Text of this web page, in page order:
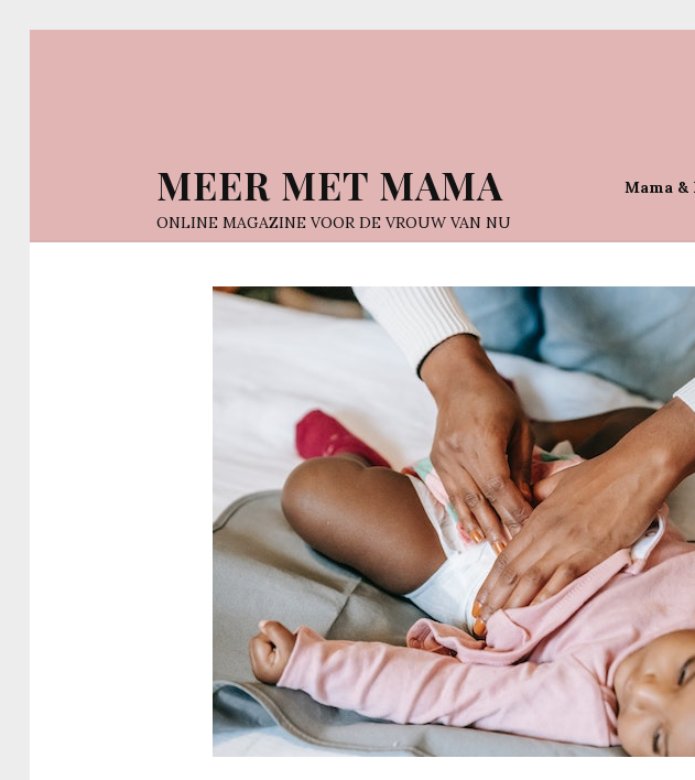
MEER MET MAMA
ONLINE MAGAZINE VOOR DE VROUW VAN NU
Mama &